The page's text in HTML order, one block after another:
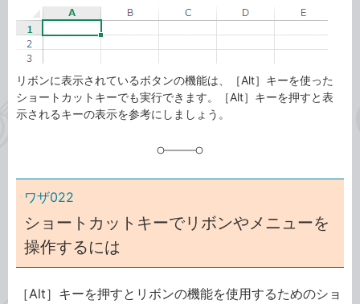
リボンに表示されているボタンの機能は、［Alt］キーを使った
ショートカットキーでも実行できます。［Alt］キーを押すと表
示されるキーの表示を参考にしましょう。
ワザ022
ショートカットキーでリボンやメニューを
操作するには
［Alt］キーを押すとリボンの機能を使用するためのショ